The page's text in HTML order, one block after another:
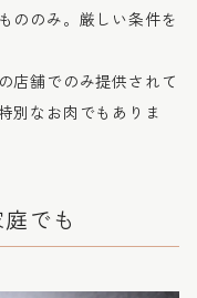
ののみ。厳しい条件を
店舗でのみ提供されて
別なお肉でもありま
でも